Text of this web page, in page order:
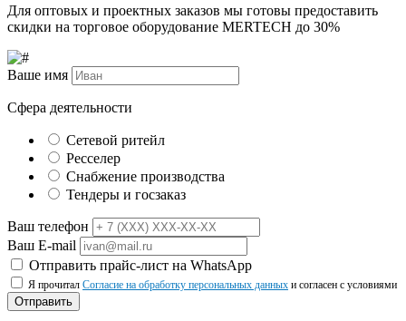
Для оптовых и проектных заказов мы готовы предоставить
скидки на торговое оборудование MERTECH до 30%
Ваше имя
Сфера деятельности
Сетевой ритейл
Ресселер
Снабжение производства
Тендеры и госзаказ
Ваш телефон
Ваш E-mail
Отправить прайс-лист на WhatsApp
Я прочитал Согласие на обработку персональных данных и согласен с условиями
Отправить